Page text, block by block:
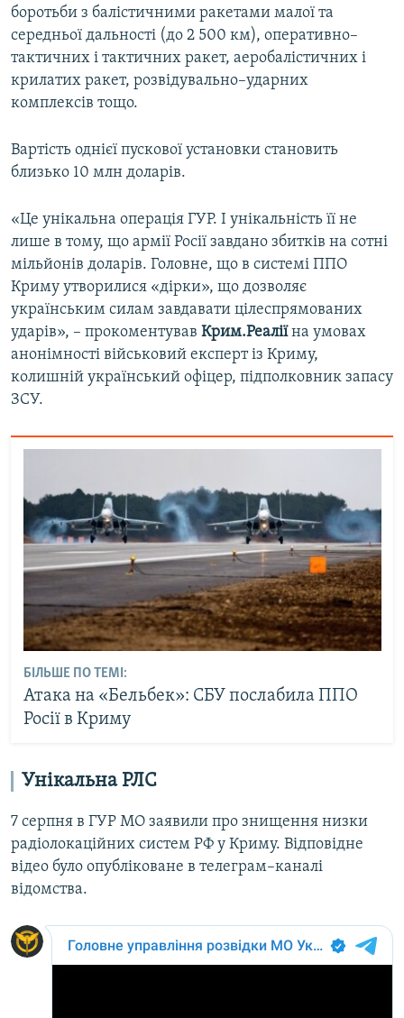
боротьби з балістичними ракетами малої та
середньої дальності (до 2 500 км), оперативно–
тактичних і тактичних ракет, аеробалістичних і
крилатих ракет, розвідувально–ударних
комплексів тощо.
Вартість однієї пускової установки становить
близько 10 млн доларів.
«Це унікальна операція ГУР. І унікальність її не
лише в тому, що армії Росії завдано збитків на сотні
мільйонів доларів. Головне, що в системі ППО
Криму утворилися «дірки», що дозволяє
українським силам завдавати цілеспрямованих
ударів», – прокоментував Крим.Реаліїна умовах
анонімності військовий експерт із Криму,
колишній український офіцер, підполковник запасу
ЗСУ.
БІЛЬШЕ ПО ТЕМІ:
Атака на «Бельбек»: СБУ послабила ППО
Росії в Криму
Унікальна РЛС
7 серпня в ГУР МО заявили про знищення низки
радіолокаційних систем РФ у Криму. Відповідне
відео було опубліковане в телеграм–каналі
відомства.